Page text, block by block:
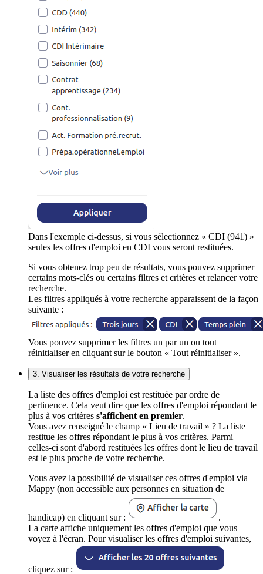
Dans l'exemple ci-dessus, si vous sélectionnez « CDI (941) »
seules les offres d'emploi en CDI vous seront restituées.
Si vous obtenez trop peu de résultats, vous pouvez supprimer
certains mots-clés ou certains filtres et critères et relancer votre
recherche.
Les filtres appliqués à votre recherche apparaissent de la façon
suivante :
Vous pouvez supprimer les filtres un par un ou tout
réinitialiser en cliquant sur le bouton « Tout réinitialiser ».
3. Visualiser les résultats de votre recherche
La liste des offres d'emploi est restituée par ordre de
pertinence. Cela veut dire que les offres d'emploi répondant le
plus à vos critères s'affichent en premier.
Vous avez renseigné le champ « Lieu de travail » ? La liste
restitue les offres répondant le plus à vos critères. Parmi
celles-ci sont d'abord restituées les offres dont le lieu de travail
est le plus proche de votre recherche.
Vous avez la possibilité de visualiser ces offres d'emploi via
Mappy (non accessible aux personnes en situation de
handicap) en cliquant sur :
.
La carte affiche uniquement les offres d'emploi que vous
voyez à l'écran. Pour visualiser les offres d'emploi suivantes,
cliquez sur :